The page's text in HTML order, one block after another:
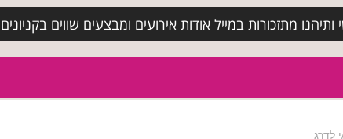
מתזכורות במייל אודות אירועים ומבצעים שווים בקניונים